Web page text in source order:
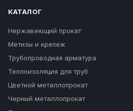
КАТАЛОГ
Нержавеющий прокат
Метизы и крепеж
Трубопроводная арматура
Теплоизоляция для труб
Цветной металлопрокат
Черный металлопрокат